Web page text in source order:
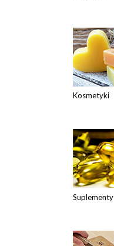
Kosmetyki
Suplementy